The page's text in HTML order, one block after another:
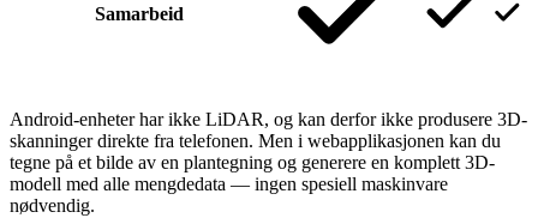
Samarbeid
Android-enheter har ikke LiDAR, og kan derfor ikke produsere 3D-
skanninger direkte fra telefonen. Men i webapplikasjonen kan du
tegne på et bilde av en plantegning og generere en komplett 3D-
modell med alle mengdedata — ingen spesiell maskinvare
nødvendig.